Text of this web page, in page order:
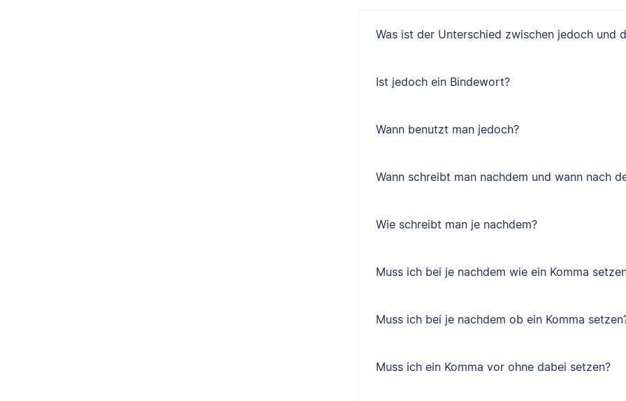
Was ist der Unterschied zwischen jedoch und
Ist jedoch ein Bindewort?
Wann benutzt man jedoch?
Wann schreibt man nachdem und wann nach
Wie schreibt man je nachdem?
Muss ich bei je nachdem wie ein Komma
Muss ich bei je nachdem ob ein Komma
Muss ich ein Komma vor ohne dabei setzen?